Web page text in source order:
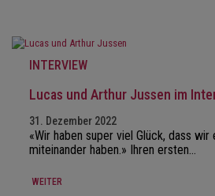
INTERVIEW
Lucas und Arthur Jussen im
31. Dezember 2022
«Wir haben super viel Glück, dass
miteinander haben.» Ihren ersten…
WEITER